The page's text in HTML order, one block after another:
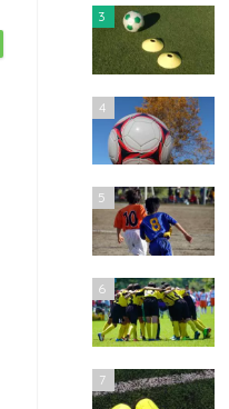
3
4
5
6
7